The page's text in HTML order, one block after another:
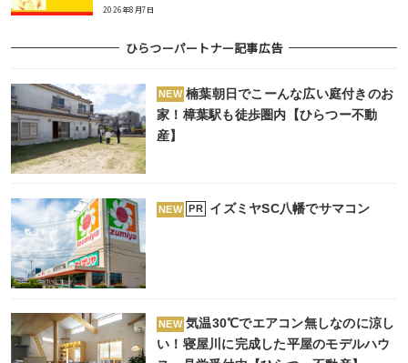
2026年8月7日
ひらつーパートナー記事広告
NEW 楠葉朝日でこーんな広い庭付きのお
家！樟葉駅も徒歩圏内【ひらつー不動
産】
NEW PR イズミヤSC八幡でサマコン
NEW 気温30℃でエアコン無しなのに涼し
い！寝屋川に完成した平屋のモデルハウ